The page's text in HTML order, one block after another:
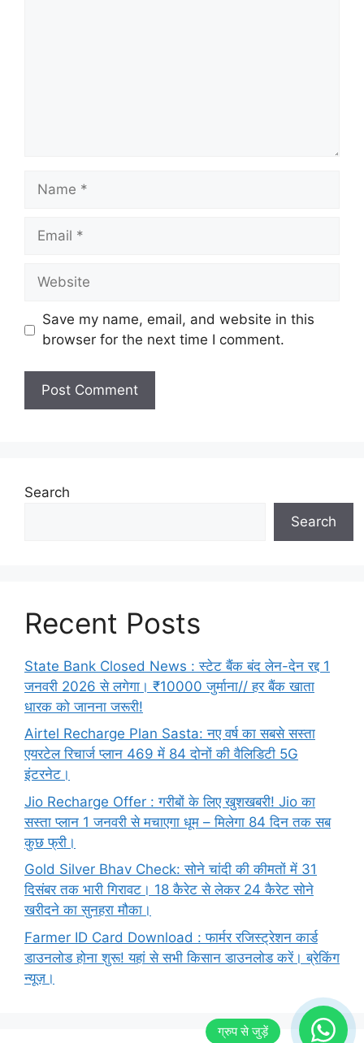
Name
Email
Website
Save my name, email, and website in this
browser for the next time I comment.
Search
Search
Recent Posts
State Bank Closed News : स्टेट बैंक बंद लेन-देन रद्द 1
जनवरी 2026 से लगेगा। ₹10000 जुर्माना// हर बैंक खाता
धारक को जानना जरूरी!
Airtel Recharge Plan Sasta: नए वर्ष का सबसे सस्ता
एयरटेल रिचार्ज प्लान 469 में 84 दोनों की वैलिडिटी 5G
इंटरनेट।
Jio Recharge Offer : गरीबों के लिए खुशखबरी! Jio का
सस्ता प्लान 1 जनवरी से मचाएगा धूम – मिलेगा 84 दिन तक सब
कुछ फ्री।
Gold Silver Bhav Check: सोने चांदी की कीमतों में 31
दिसंबर तक भारी गिरावट। 18 कैरेट से लेकर 24 कैरेट सोने
खरीदने का सुनहरा मौका।
Farmer ID Card Download : फार्मर रजिस्ट्रेशन कार्ड
डाउनलोड होना शुरू! यहां से सभी किसान डाउनलोड करें। ब्रेकिंग
न्यूज़।